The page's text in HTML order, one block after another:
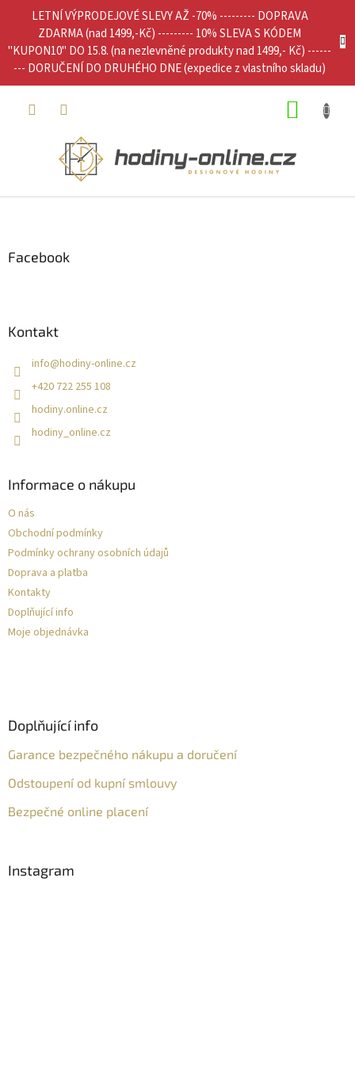
LETNÍ VÝPRODEJOVÉ SLEVY AŽ -70% --------- DOPRAVA
ZDARMA (nad 1499,-Kč) --------- 10% SLEVA S KÓDEM
"KUPON10" DO 15.8. (na nezlevněné produkty nad 1499,- Kč) ------
--- DORUČENÍ DO DRUHÉHO DNE (expedice z vlastního skladu)
Facebook
Kontakt
info@hodiny-online.cz
+420 722 255 108
hodiny.online.cz
hodiny_online.cz
Informace o nákupu
O nás
Obchodní podmínky
Podmínky ochrany osobních údajů
Doprava a platba
Kontakty
Doplňující info
Moje objednávka
Doplňující info
Garance bezpečného nákupu a doručení
Odstoupení od kupní smlouvy
Bezpečné online placení
Instagram